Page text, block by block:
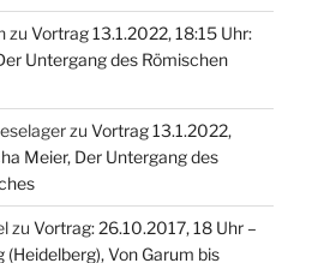
zu Vortrag 13.1.2022, 18:15 Uhr:
Untergang des Römischen
zu Vortrag 13.1.2022,
Meier, Der Untergang des
zu Vortrag: 26.10.2017, 18 Uhr –
(Heidelberg), Von Garum bis